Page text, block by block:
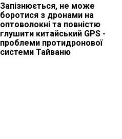
Запізнюється, не може
боротися з дронами на
оптоволокні та повністю
глушити китайський GPS -
проблеми протидронової
системи Тайваню